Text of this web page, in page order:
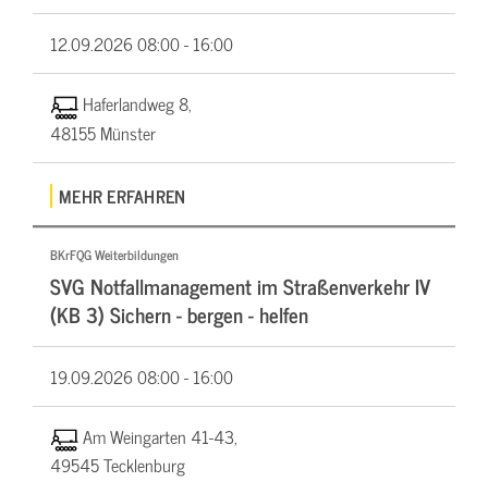
12.09.202608:00 - 16:00
Haferlandweg 8,
48155 Münster
MEHR ERFAHREN
BKrFQG Weiterbildungen
SVG Notfallmanagement im Straßenverkehr IV
(KB 3) Sichern - bergen - helfen
19.09.202608:00 - 16:00
Am Weingarten 41-43,
49545 Tecklenburg